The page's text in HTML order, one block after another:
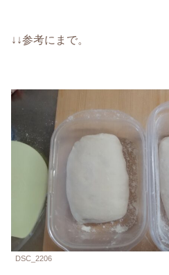
↓↓参考にまで。
DSC_2206